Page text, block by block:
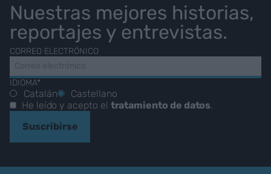
Nuestras mejores historias,
reportajes y entrevistas.
CORREO ELECTRÓNICO
IDIOMA*
Catalán
Castellano
He leído y acepto el tratamiento de datos.
Suscribirse